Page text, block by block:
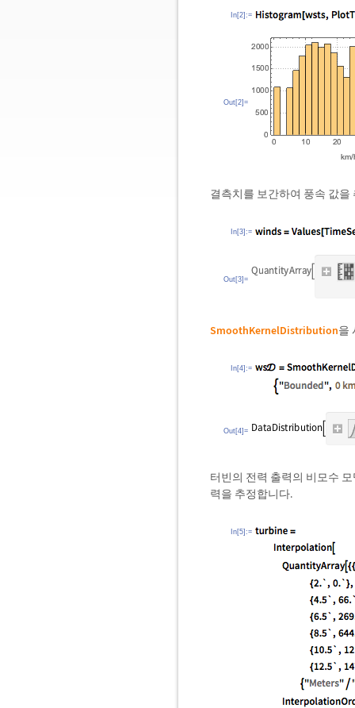
In[2]:=
Out[2]=
결측치를 보간하여 풍속 값을
In[3]:=
Out[3]=
SmoothKernelDistribution을
In[4]:=
Out[4]=
터빈의 전력 출력의 비모수
력을 추정합니다.
In[5]:=